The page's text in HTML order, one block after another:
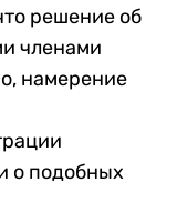
решение об
членами
намерение
о подобных